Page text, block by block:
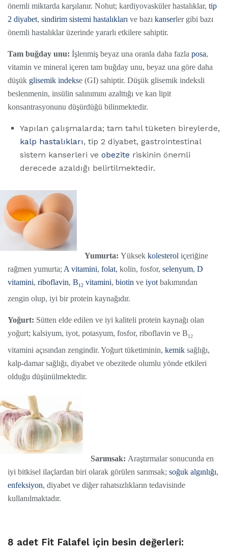
önemli miktarda karşılanır. Nohut; kardiyovasküler hastalıklar, tip
2 diyabet, sindirim sistemi hastalıkları ve bazı kanserler gibi bazı
önemli hastalıklar üzerinde yararlı etkilere sahiptir.
Tam buğday unu: İşlenmiş beyaz una oranla daha fazla posa,
vitamin ve mineral içeren tam buğday unu, beyaz una göre daha
düşük glisemik indekse (GI) sahiptir. Düşük glisemik indeksli
beslenmenin, insülin salınımını azalttığı ve kan lipit
konsantrasyonunu düşürdüğü bilinmektedir.
Yapılan çalışmalarda; tam tahıl tüketen bireylerde,
kalp hastalıkları, tip 2 diyabet, gastrointestinal
sistem kanserleri ve obezite riskinin önemli
derecede azaldığı belirtilmektedir.
Yumurta: Yüksek kolesterol içeriğine
rağmen yumurta; A vitamini, folat, kolin, fosfor, selenyum, D
vitamini, riboflavin, B12 vitamini, biotin ve iyot bakımından
zengin olup, iyi bir protein kaynağıdır.
Yoğurt: Sütten elde edilen ve iyi kaliteli protein kaynağı olan
yoğurt; kalsiyum, iyot, potasyum, fosfor, riboflavin ve B12
vitamini açısından zengindir. Yoğurt tüketiminin, kemik sağlığı,
kalp-damar sağlığı, diyabet ve obezitede olumlu yönde etkileri
olduğu düşünülmektedir.
Sarımsak: Araştırmalar sonucunda en
iyi bitkisel ilaçlardan biri olarak görülen sarımsak; soğuk algınlığı,
enfeksiyon, diyabet ve diğer rahatsızlıkların tedavisinde
kullanılmaktadır.
8 adet Fit Falafel için besin değerleri: